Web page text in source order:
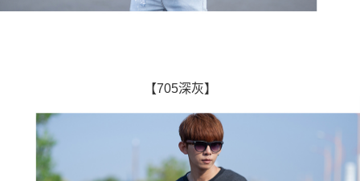
【705深灰】